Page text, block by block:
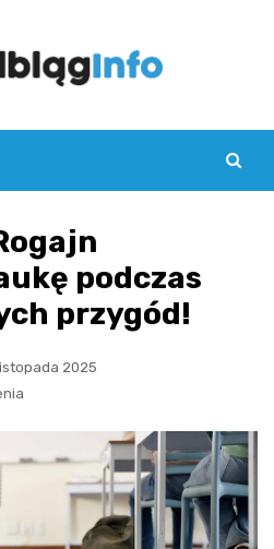
podczas
przygód!
2025